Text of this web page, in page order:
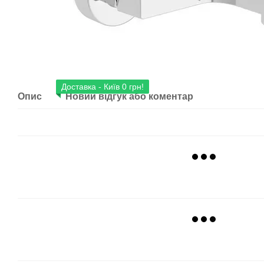
Доставка - Київ 0 грн!
Опис Новий відгук або коментар